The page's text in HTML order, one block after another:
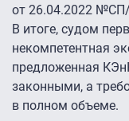
от 26.04.2022
В итоге, судом
некомпетентная
предложенная
законными, а
в полном объеме.